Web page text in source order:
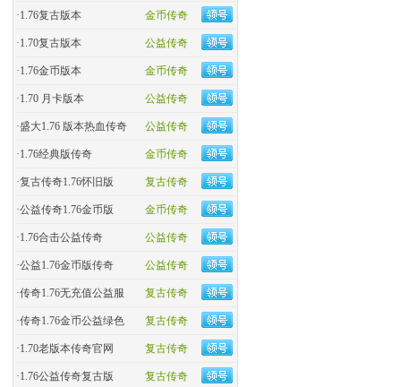
金币传奇
·1.76复古版本
公益传奇
·1.70复古版本
金币传奇
·1.76金币版本
公益传奇
·1.70 月卡版本
公益传奇
·盛大1.76 版本热血传奇
金币传奇
·​1.76经典版传奇
复古传奇
·复古传奇1.76怀旧版
金币传奇
·​公益传奇1.76金币版
公益传奇
·1.76合击公益传奇
公益传奇
·公益1.76金币版传奇
复古传奇
·传奇1.76无充值公益服
复古传奇
·传奇1.76金币公益绿色
复古传奇
·1.70老版本传奇官网
复古传奇
·1.76公益传奇复古版